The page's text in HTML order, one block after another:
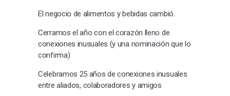
El negocio de alimentos y bebidas cambió.
Cerramos el año con el corazón lleno de
conexiones inusuales (y una nominación que lo
confirma)
Celebramos 25 años de conexiones inusuales
entre aliados, colaboradores y amigos